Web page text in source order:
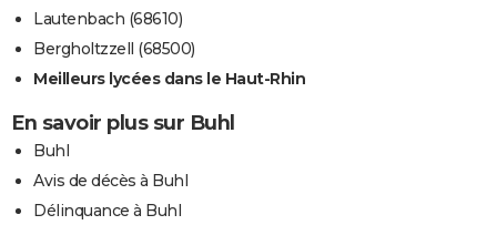
Lautenbach (68610)
Bergholtzzell (68500)
Meilleurs lycées dans le Haut-Rhin
En savoir plus sur Buhl
Buhl
Avis de décès à Buhl
Délinquance à Buhl